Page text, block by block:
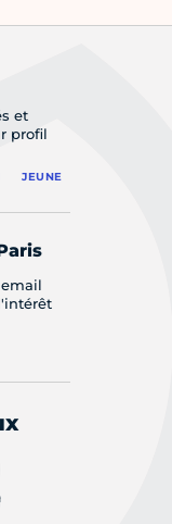
et
profil
JEUNE